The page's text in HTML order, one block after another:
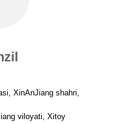
XinAnJiang shahri,
viloyati, Xitoy